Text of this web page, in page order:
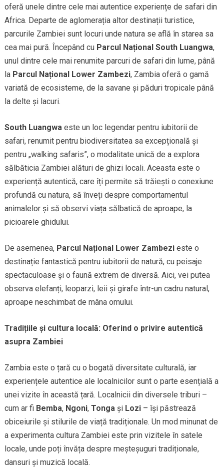
oferă unele dintre cele mai autentice experiențe de safari din
Africa. Departe de aglomerația altor destinații turistice,
parcurile Zambiei sunt locuri unde natura se află în starea sa
cea mai pură. Începând cu Parcul Național South Luangwa,
unul dintre cele mai renumite parcuri de safari din lume, până
la Parcul Național Lower Zambezi, Zambia oferă o gamă
variată de ecosisteme, de la savane și păduri tropicale până
la delte și lacuri.
South Luangwa este un loc legendar pentru iubitorii de
safari, renumit pentru biodiversitatea sa excepțională și
pentru „walking safaris”, o modalitate unică de a explora
sălbăticia Zambiei alături de ghizi locali. Aceasta este o
experiență autentică, care îți permite să trăiești o conexiune
profundă cu natura, să înveți despre comportamentul
animalelor și să observi viața sălbatică de aproape, la
picioarele ghidului.
De asemenea, Parcul Național Lower Zambezieste o
destinație fantastică pentru iubitorii de natură, cu peisaje
spectaculoase și o faună extrem de diversă. Aici, vei putea
observa elefanți, leoparzi, leii și girafe într-un cadru natural,
aproape neschimbat de mâna omului.
Tradițiile și cultura locală: Oferind o privire autentică
asupra Zambiei
Zambia este o țară cu o bogată diversitate culturală, iar
experiențele autentice ale localnicilor sunt o parte esențială a
unei vizite în această țară. Localnicii din diversele triburi –
cum ar fi Bemba, Ngoni, Tonga și Lozi– își păstrează
obiceiurile și stilurile de viață tradiționale. Un mod minunat de
a experimenta cultura Zambiei este prin vizitele în satele
locale, unde poți învăța despre meșteșuguri tradiționale,
dansuri și muzică locală.